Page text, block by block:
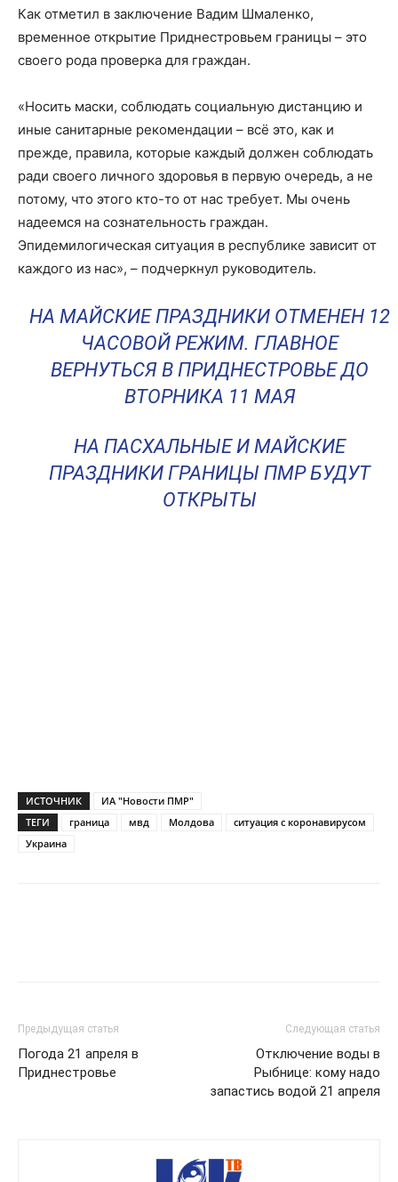
Как отметил в заключение Вадим Шмаленко,
временное открытие Приднестровьем границы – это
своего рода проверка для граждан.
«Носить маски, соблюдать социальную дистанцию и
иные санитарные рекомендации – всё это, как и
прежде, правила, которые каждый должен соблюдать
ради своего личного здоровья в первую очередь, а не
потому, что этого кто-то от нас требует. Мы очень
надеемся на сознательность граждан.
Эпидемилогическая ситуация в республике зависит от
каждого из нас», – подчеркнул руководитель.
НА МАЙСКИЕ ПРАЗДНИКИ ОТМЕНЕН 12
ЧАСОВОЙ РЕЖИМ. ГЛАВНОЕ
ВЕРНУТЬСЯ В ПРИДНЕСТРОВЬЕ ДО
ВТОРНИКА 11 МАЯ
НА ПАСХАЛЬНЫЕ И МАЙСКИЕ
ПРАЗДНИКИ ГРАНИЦЫ ПМР БУДУТ
ОТКРЫТЫ
ИСТОЧНИК
ИА "Новости ПМР"
ТЕГИ
граница мвд Молдова
ситуация с коронавирусом
Украина
Предыдущая статья
Погода 21 апреля в
Приднестровье
Следующая статья
Отключение воды в
Рыбнице: кому надо
запастись водой 21 апреля